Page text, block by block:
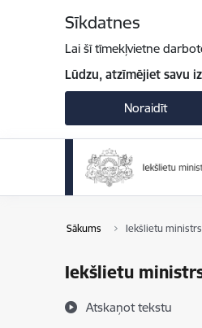
Sīkdatnes
Lai šī tīmekļvietne
Lūdzu, atzīmējiet savu
Noraidīt
Sākums Iekšlietu ministrs
Iekšlietu
Atskaņot tekstu